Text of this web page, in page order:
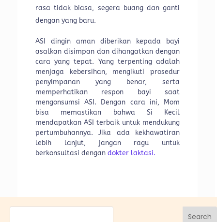
rasa tidak biasa, segera buang dan ganti
dengan yang baru.
ASI dingin aman diberikan kepada bayi
asalkan disimpan dan dihangatkan dengan
cara yang tepat. Yang terpenting adalah
menjaga kebersihan, mengikuti prosedur
penyimpanan yang benar, serta
memperhatikan respon bayi saat
mengonsumsi ASI. Dengan cara ini, Mom
bisa memastikan bahwa Si Kecil
mendapatkan ASI terbaik untuk mendukung
pertumbuhannya. Jika ada kekhawatiran
lebih lanjut, jangan ragu untuk
berkonsultasi dengan dokter laktasi.
Search